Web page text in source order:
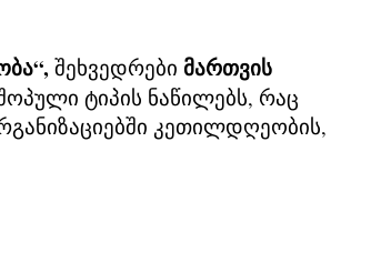
შეხვედრები მართვის
ტიპის ნაწილებს, რაც
კეთილდღეობის,